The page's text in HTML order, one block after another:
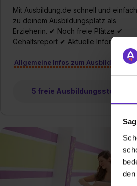
Mit Ausbildung.de schnell und einfach
zu deinem Ausbildungsplatz als
Erzieherin. ✔ Noch freie Plätze ✔
Gehaltsreport ✔ Aktuelle Informationen
Allgemeine Infos zum
5 freie Ausbildungsstellen